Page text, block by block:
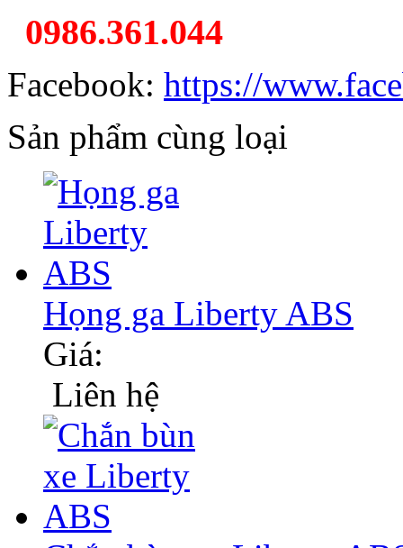
0986.361.044
Facebook: https://
Sản phẩm cùng loại
Họng ga Liberty ABS
Giá:
Liên hệ